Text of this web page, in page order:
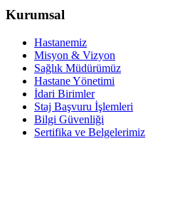
Kurumsal
Hastanemiz
Misyon & Vizyon
Sağlık Müdürümüz
Hastane Yönetimi
İdari Birimler
Staj Başvuru İşlemleri
Bilgi Güvenliği
Sertifika ve Belgelerimiz